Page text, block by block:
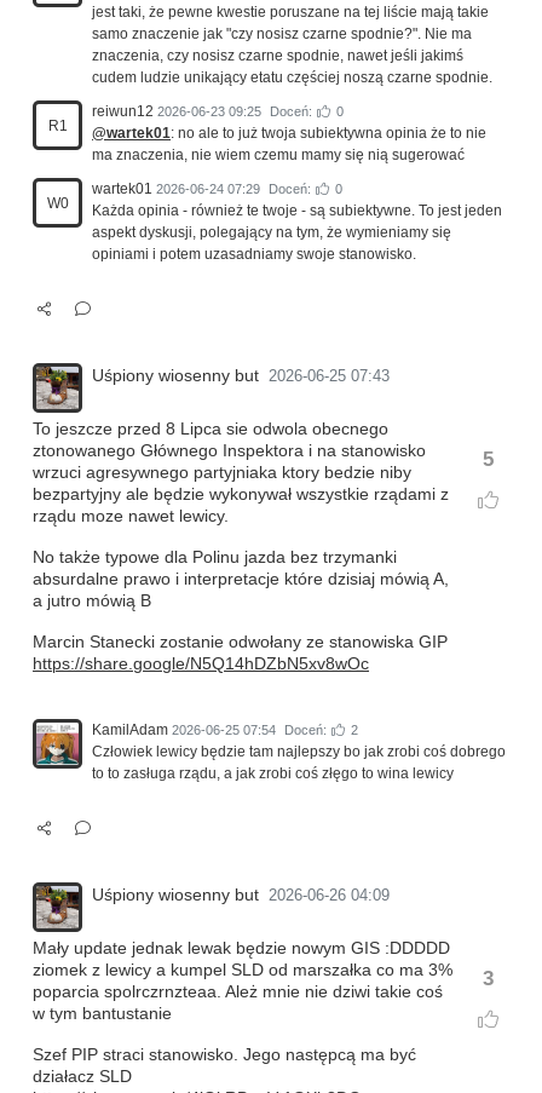
jest taki, że pewne kwestie poruszane na tej liście mają takie
samo znaczenie jak "czy nosisz czarne spodnie?". Nie ma
znaczenia, czy nosisz czarne spodnie, nawet jeśli jakimś
cudem ludzie unikający etatu częściej noszą czarne spodnie.
R1
reiwun12 2026-06-23 09:25 Doceń: 0
@wartek01: no ale to już twoja subiektywna opinia że to nie
ma znaczenia, nie wiem czemu mamy się nią sugerować
W0
wartek01 2026-06-24 07:29 Doceń: 0
Każda opinia - również te twoje - są subiektywne. To jest jeden
aspekt dyskusji, polegający na tym, że wymieniamy się
opiniami i potem uzasadniamy swoje stanowisko.
Uśpiony wiosenny but 2026-06-25 07:43
5
To jeszcze przed 8 Lipca sie odwola obecnego
ztonowanego Głównego Inspektora i na stanowisko
wrzuci agresywnego partyjniaka ktory bedzie niby
bezpartyjny ale będzie wykonywał wszystkie rządami z
rządu moze nawet lewicy.
No także typowe dla Polinu jazda bez trzymanki
absurdalne prawo i interpretacje które dzisiaj mówią A,
a jutro mówią B
Marcin Stanecki zostanie odwołany ze stanowiska GIP
https://share.google/N5Q14hDZbN5xv8wOc
KamilAdam 2026-06-25 07:54 Doceń: 2
Człowiek lewicy będzie tam najlepszy bo jak zrobi coś dobrego
to to zasługa rządu, a jak zrobi coś złęgo to wina lewicy
Uśpiony wiosenny but 2026-06-26 04:09
3
Mały update jednak lewak będzie nowym GIS :DDDDD
ziomek z lewicy a kumpel SLD od marszałka co ma 3%
poparcia spolrczrnzteaa. Ależ mnie nie dziwi takie coś
w tym bantustanie
Szef PIP straci stanowisko. Jego następcą ma być
działacz SLD